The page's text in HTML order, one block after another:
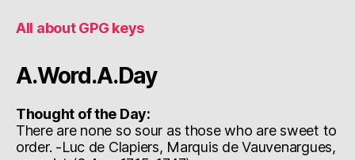
All about GPG keys
A.Word.A.Day
Thought of the Day:
There are none so sour as those who are sweet to
order. -Luc de Clapiers, Marquis de Vauvenargues,